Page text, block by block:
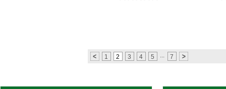
1 2 3 4 5 ... 7